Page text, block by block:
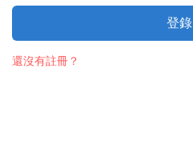
登錄
還沒有註冊？